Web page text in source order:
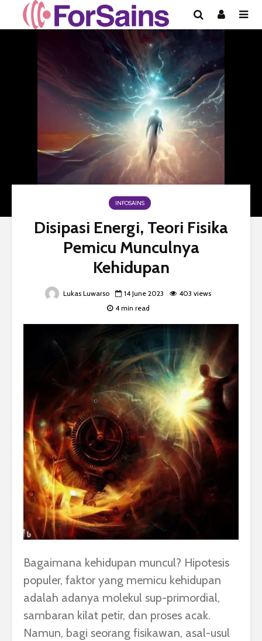
INFOSAINS
Disipasi Energi, Teori Fisika
Pemicu Munculnya
Kehidupan
Lukas Luwarso 14 June 2023
403 views
4 min read
Bagaimana kehidupan muncul? Hipotesis
populer, faktor yang memicu kehidupan
adalah adanya molekul sup-primordial,
sambaran kilat petir, dan proses acak.
Namun, bagi seorang fisikawan, asal-usul